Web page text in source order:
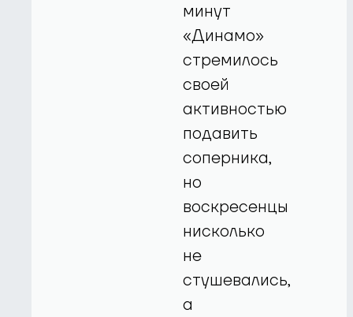
минут
«Динамо»
стремилось
своей
активностью
подавить
соперника,
но
воскресенцы
нисколько
не
стушевались,
а